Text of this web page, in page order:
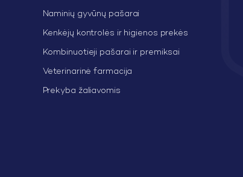
Naminių gyvūnų pašarai
Kenkėjų kontrolės ir higienos prekės
Kombinuotieji pašarai ir premiksai
Veterinarinė farmacija
Prekyba žaliavomis